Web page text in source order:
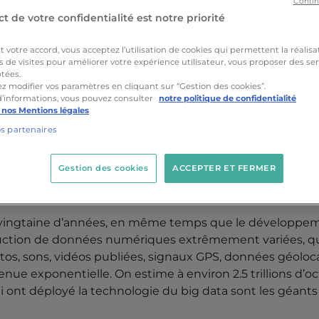
?
collectées par les entreprises. Ces dernières sont
pour des projets de machine learning.
d’années, en même temps que le
de données numériques extrêmement variées,
sons, vidéos publiées, signaux GPS, données
exponentielle. On estime à environ 2.5 trillions
déployé la technologie du big data sont les
de votre confidentialité est notre priorité
votre accord, vous acceptez l’utilisation de cookies qui permettent la
de visites pour améliorer votre expérience utilisateur, vous proposer des
modifier vos paramètres en cliquant sur “Gestion des cookies”.
vous pouvez consulter
notre politique de confidentialité
Mentions légales
partenaires
ACCEPTER ET FERMER
Gestion des cookies